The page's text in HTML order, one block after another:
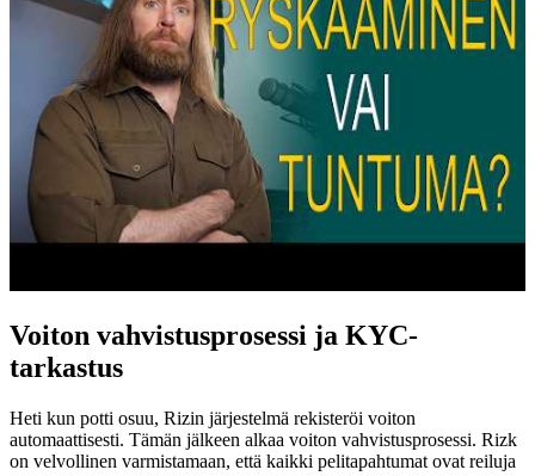
Voiton vahvistusprosessi ja KYC-
tarkastus
Heti kun potti osuu, Rizin järjestelmä rekisteröi voiton
automaattisesti. Tämän jälkeen alkaa voiton vahvistusprosessi. Rizk
on velvollinen varmistamaan, että kaikki pelitapahtumat ovat reiluja